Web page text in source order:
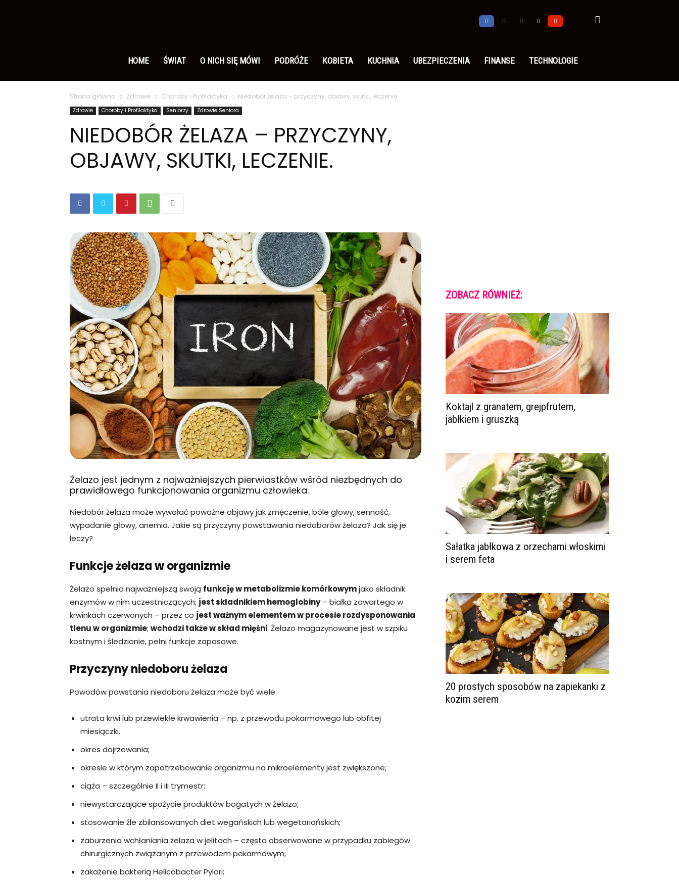
polsku
HOME ŚWIAT O NICH SIĘ MÓWI PODRÓŻE KOBIETA KUCHNIA UBEZPIECZENIA FINANSE TECHNOLOGIE
Strona główna Zdrowie Choroby i Profilaktyka Niedobór żelaza – przyczyny, objawy, skutki, leczenie.
Zdrowie Choroby i Profilaktyka Seniorzy Zdrowie Seniora
NIEDOBÓR ŻELAZA – PRZYCZYNY,
OBJAWY, SKUTKI, LECZENIE.
Żelazo jest jednym z najważniejszych pierwiastków wśród niezbędnych do
prawidłowego funkcjonowania organizmu człowieka.
Niedobór żelaza może wywołać poważne objawy jak zmęczenie, bóle głowy, senność,
wypadanie głowy, anemia. Jakie są przyczyny powstawania niedoborów żelaza? Jak się je
leczy?
Funkcje żelaza w organizmie
Żelazo spełnia najważniejszą swoją funkcję w metabolizmie komórkowymjako składnik
enzymów w nim uczestniczących; jest składnikiem hemoglobiny– białka zawartego w
krwinkach czerwonych – przez co jest ważnym elementem w procesie rozdysponowania
tlenu w organizmie; wchodzi także w skład mięśni. Żelazo magazynowane jest w szpiku
kostnym i śledzionie, pełni funkcje zapasowe.
Przyczyny niedoboru żelaza
Powodów powstania niedoboru żelaza może być wiele:
utrata krwi lub przewlekłe krwawienia – np. z przewodu pokarmowego lub obfitej
miesiączki.
okres dojrzewania;
okresie w którym zapotrzebowanie organizmu na mikroelementy jest zwiększone;
ciąża – szczególnie II i III trymestr;
niewystarczające spożycie produktów bogatych w żelazo;
stosowanie źle zbilansowanych diet wegańskich lub wegetariańskich;
zaburzenia wchłaniania żelaza w jelitach – często obserwowane w przypadku zabiegów
chirurgicznych związanym z przewodem pokarmowym;
zakażenie bakterią Helicobacter Pylori;
ZOBACZ RÓWNIEŻ:
Koktajl z granatem, grejpfrutem,
jabłkiem i gruszką
Sałatka jabłkowa z orzechami włoskimi
i serem feta
20 prostych sposobów na zapiekanki z
kozim serem